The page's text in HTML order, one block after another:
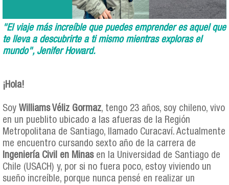
"El viaje más increíble que puedes emprender es aquel que
te lleva a descubrirte a ti mismo mientras exploras el
mundo", Jenifer Howard.
¡Hola!
Soy Williams Véliz Gormaz, tengo 23 años, soy chileno, vivo
en un pueblito ubicado a las afueras de la Región
Metropolitana de Santiago, llamado Curacaví. Actualmente
me encuentro cursando sexto año de la carrera de
Ingeniería Civil en Minasen la Universidad de Santiago de
Chile (USACH) y, por si no fuera poco, estoy viviendo un
sueño increíble, porque nunca pensé en realizar un